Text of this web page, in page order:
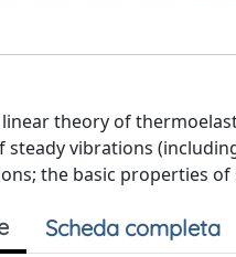
theory of
steady vibrations
the basic properties
Scheda completa